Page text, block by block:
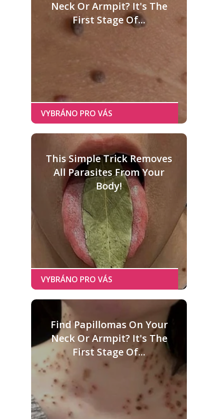
Neck Or Armpit? It's The
First Stage Of...
This Simple Trick Removes
All Parasites From Your
Body!
Find Papillomas On Your
Neck Or Armpit? It's The
First Stage Of...